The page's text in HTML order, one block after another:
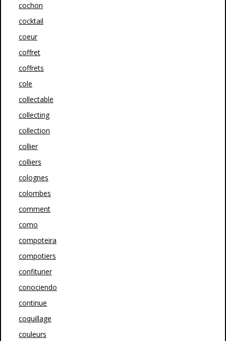
cochon
cocktail
coeur
coffret
coffrets
cole
collectable
collecting
collection
collier
colliers
colognes
colombes
comment
como
compoteira
compotiers
confiturier
conociendo
continue
coquillage
couleurs